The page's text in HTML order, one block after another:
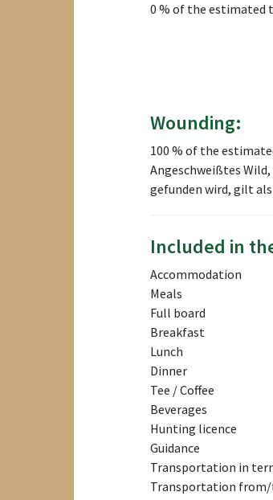
0 % of the estimated
Wounding:
100 % of the
Angeschweißtes
gefunden wird, gilt
Included in
Accommodation
Meals
Full board
Breakfast
Lunch
Dinner
Tee / Coffee
Beverages
Hunting licence
Guidance
Transportation in
Transportation